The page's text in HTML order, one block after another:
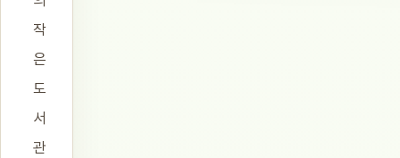
작
은
도
서
관